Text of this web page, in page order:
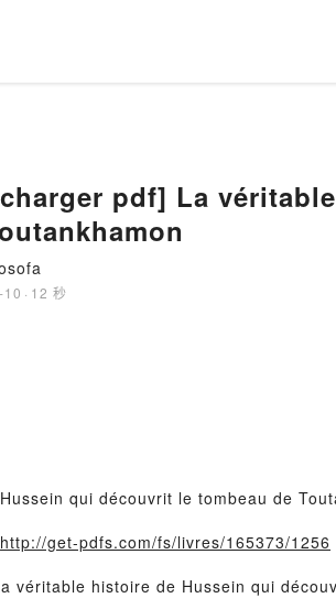
pdf] La
· 12 秒
qui découvrit le tombeau de
http://get-pdfs.com/fs/livres/165373/1256
véritable histoire de Hussein qui